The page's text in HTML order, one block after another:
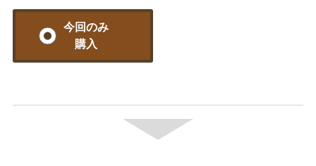
今回のみ
購入